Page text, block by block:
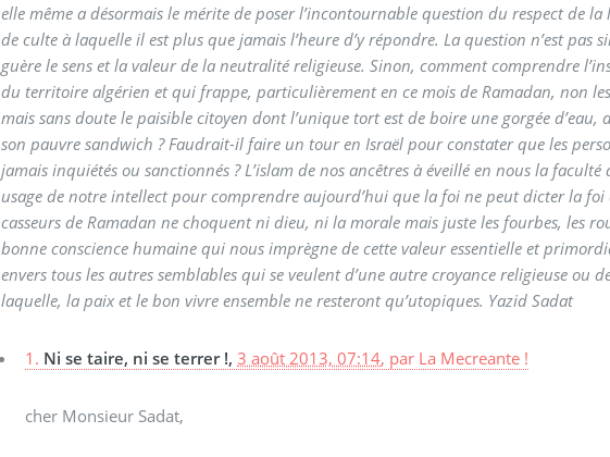
elle même a désormais le mérite de poser l’incontournable question du respect de
de culte à laquelle il est plus que jamais l’heure d’y répondre. La question n’est
guère le sens et la valeur de la neutralité religieuse. Sinon, comment comprendre
du territoire algérien et qui frappe, particulièrement en ce mois de Ramadan, non
mais sans doute le paisible citoyen dont l’unique tort est de boire une gorgée
son pauvre sandwich ? Faudrait-il faire un tour en Israël pour constater que les
jamais inquiétés ou sanctionnés ? L’islam de nos ancêtres à éveillé en nous la
usage de notre intellect pour comprendre aujourd’hui que la foi ne peut dicter la
casseurs de Ramadan ne choquent ni dieu, ni la morale mais juste les fourbes, les
bonne conscience humaine qui nous imprègne de cette valeur essentielle et
envers tous les autres semblables qui se veulent d’une autre croyance religieuse ou
laquelle, la paix et le bon vivre ensemble ne resteront qu’utopiques. Yazid Sadat
1. Ni se taire, ni se terrer !,3 août 2013, 07:14, par La Mecreante !
cher Monsieur Sadat,